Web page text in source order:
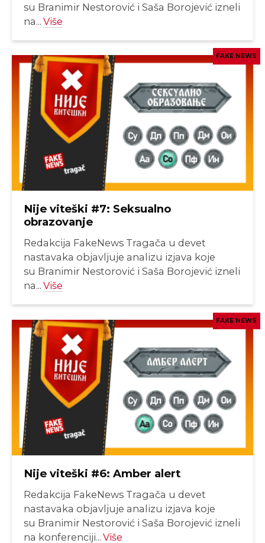
su Branimir Nestorović i Saša Borojević izneli
na... Više
FAKE NEWS
Nije viteški #7: Seksualno
obrazovanje
Redakcija FakeNews Tragača u devet
nastavaka objavljuje analizu izjava koje
su Branimir Nestorović i Saša Borojević izneli
na... Više
FAKE NEWS
Nije viteški #6: Amber alert
Redakcija FakeNews Tragača u devet
nastavaka objavljuje analizu izjava koje
su Branimir Nestorović i Saša Borojević izneli
na konferenciji... Više